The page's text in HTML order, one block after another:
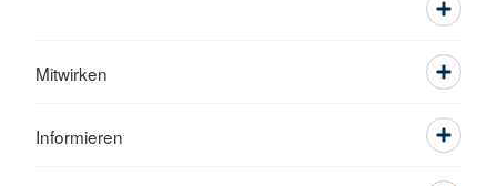
Mitwirken
Informieren